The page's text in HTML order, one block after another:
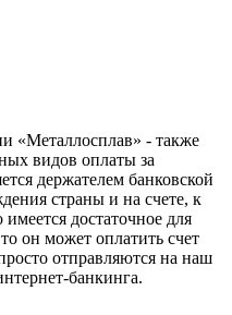
«Металлосплав» - также
видов оплаты за
держателем банковской
страны и на счете, к
достаточное для
он может оплатить счет
отправляются на наш
банкинга.